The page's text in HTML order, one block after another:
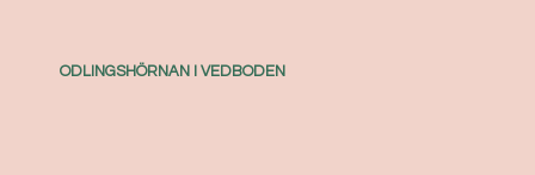
ODLINGSHÖRNAN I VEDBODEN